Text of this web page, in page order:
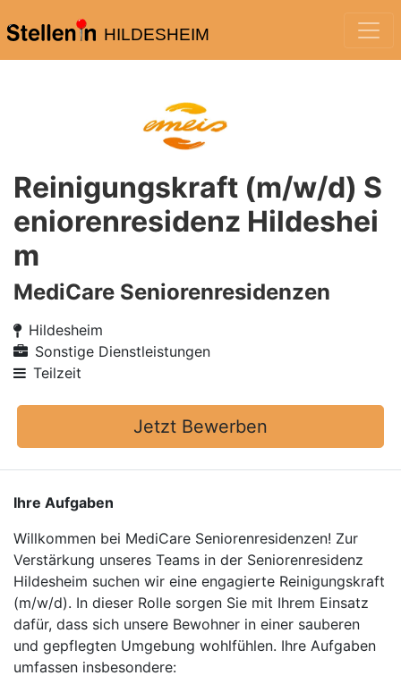
HILDESHEIM
Reinigungskraft (m/w/d) S
eniorenresidenz Hildeshei
m
MediCare Seniorenresidenzen
Hildesheim
Sonstige Dienstleistungen
Teilzeit
Jetzt Bewerben
Ihre Aufgaben
Willkommen bei MediCare Seniorenresidenzen! Zur
Verstärkung unseres Teams in der Seniorenresidenz
Hildesheim suchen wir eine engagierte Reinigungskraft
(m/w/d). In dieser Rolle sorgen Sie mit Ihrem Einsatz
dafür, dass sich unsere Bewohner in einer sauberen
und gepflegten Umgebung wohlfühlen. Ihre Aufgaben
umfassen insbesondere: